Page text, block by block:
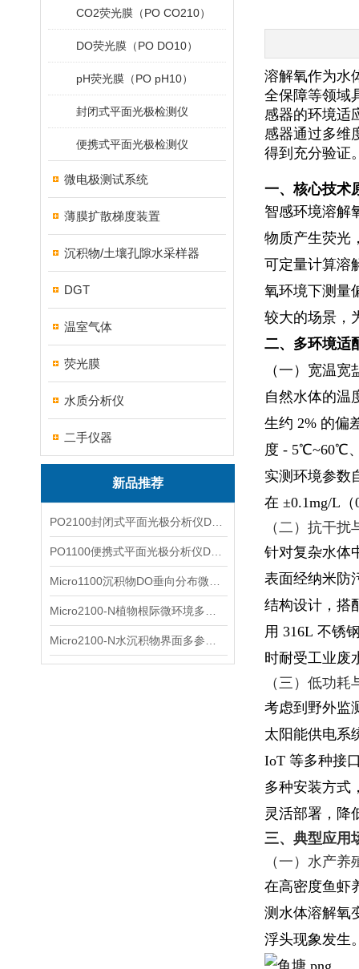
CO2荧光膜（PO CO210）
DO荧光膜（PO DO10）
pH荧光膜（PO pH10）
封闭式平面光极检测仪
便携式平面光极检测仪
微电极测试系统
薄膜扩散梯度装置
沉积物/土壤孔隙水采样器
DGT
温室气体
荧光膜
水质分析仪
二手仪器
新品推荐
溶解氧作为水
全保障等领域
感器的环境适
感器通过多维
得到充分验证
一、核心技术
智感环境溶解
物质产生荧光
可定量计算溶
氧环境下测量
较大的场景，
二、多环境适
（一）宽温
自然水体的温
生约 2% 的偏
度 - 5℃~60℃
实测环境参数
在 ±0.1mg/L
（二）抗干
针对复杂水体
表面经纳米防
结构设计，搭
用 316L 不锈
时耐受工业废
（三）低功
考虑到野外监
太阳能供电系
IoT 等多种接
多种安装方式
灵活部署，降
三、典型应用
（一）水产养
在高密度鱼虾
测水体溶解氧
浮头现象发生